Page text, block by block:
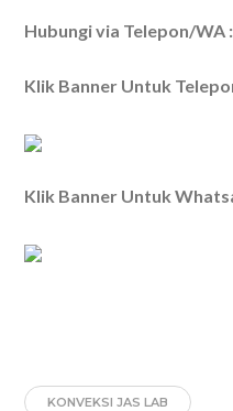
Hubungi via Telepon/WA
Klik Banner Untuk
Klik Banner Untuk
KONVEKSI JAS LAB